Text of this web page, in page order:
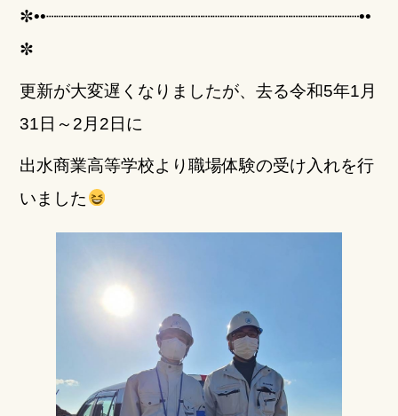
o
✼••┈┈┈┈┈┈┈┈┈┈┈┈┈┈┈┈┈┈┈┈┈┈┈┈┈┈┈┈┈┈┈┈••
✼
更新が大変遅くなりましたが、去る令和5年1月
31日～2月2日に
出水商業高等学校より職場体験の受け入れを行
いました